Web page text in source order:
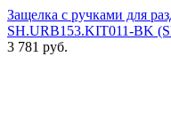
Защелка с ручками для
SH.URB153.KIT011-BK
3 781 руб.